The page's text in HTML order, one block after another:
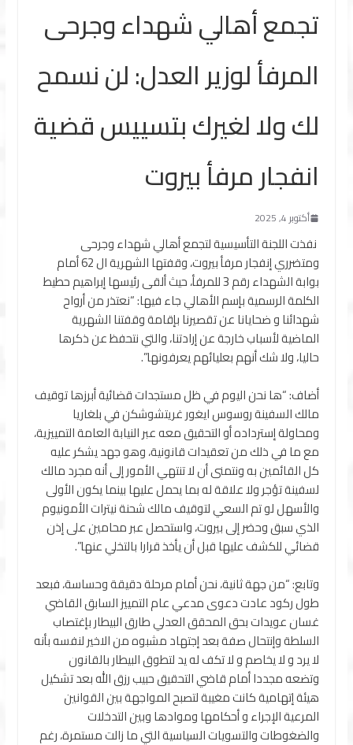
تجمع أهالي شهداء وجرحى
المرفأ لوزير العدل: لن نسمح
لك ولا لغيرك بتسييس قضية
انفجار مرفأ بيروت
أكتوبر 4, 2025
نفذت اللجنة التأسيسية لتجمع أهالي شهداء وجرحى
ومتضرري إنفجار مرفأ بيروت، وقفتها الشهرية ال 62 أمام
بوابة الشهداء رقم 3 للمرفأ، حيث ألقى رئيسها إبراهيم حطيط
الكلمة الرسمية بإسم الأهالي جاء فيها: “نعتذر من أرواح
شهدائنا و ضحايانا عن تقصيرنا بإقامة وقفتنا الشهرية
الماضية لأسباب خارجة عن إرادتنا، والتي نتحفظ عن ذكرها
حاليا، ولا شك أنهم بعليائهم يعرفونها”.
أضاف: “ها نحن اليوم في ظل مستجدات قضائية أبرزها توقيف
مالك السفينة روسوس ايغور غريتشوشكن في بلغاريا
ومحاولة إسترداده أو التحقيق معه عبر النيابة العامة التمييزية،
مع ما في ذلك من تعقيدات قانونية، وهو جهد يشكر عليه
كل القائمين به ونتمنى أن لا تنتهي الأمور إلى أنه مجرد مالك
لسفينة تؤجر ولا علاقة له بما يحمل عليها بينما يكون الأولى
والأسهل لو تم السعي لتوقيف مالك شحنة نيترات الأمونيوم
الذي سبق وحضر إلى بيروت، واستحصل عبر محامين على إذن
قضائي للكشف عليها قبل أن يأخذ قرارا بالتخلي عنها”.
وتابع: “من جهة ثانية، نحن أمام مرحلة دقيقة وحساسة، فبعد
طول ركود عادت دعوى مدعي عام التمييز السابق القاضي
غسان عويدات بحق المحقق العدلي طارق البيطار بإغتصاب
السلطة وإنتحال صفة بعد إجتهاد مشبوه من الاخير لنفسه بأنه
لا يرد و لا يخاصم و لا تكف له يد لتطوق البيطار بالقانون
وتضعه مجددا أمام قاضي التحقيق حبيب رزق الله بعد تشكيل
هيئة إتهامية كانت مغيبة لتصبح المواجهة بين القوانين
المرعية الإجراء و أحكامها وموادها وبين التدخلات
والضغوطات والتسويات السياسية التي ما زالت مستمرة، رغم